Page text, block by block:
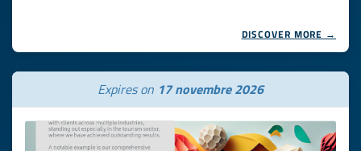
DISCOVER MORE →
Expires on 17 novembre 2026